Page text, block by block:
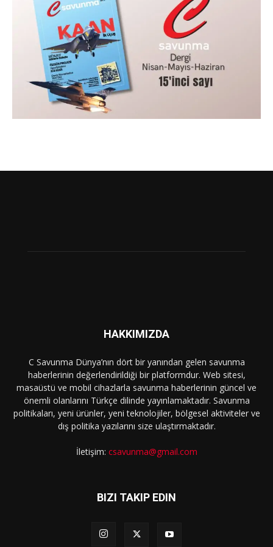
HAKKIMIZDA
C Savunma Dünya’nın dört bir yanından gelen savunma
haberlerinin değerlendirildiği bir platformdur. Web sitesi,
masaüstü ve mobil cihazlarla savunma haberlerinin güncel ve
önemli olanlarını Türkçe dilinde yayınlamaktadır. Savunma
politikaları, yeni ürünler, yeni teknolojiler, bölgesel aktiviteler ve
dış politika yazılarını size ulaştırmaktadır.
İletişim: csavunma@gmail.com
BIZI TAKIP EDIN